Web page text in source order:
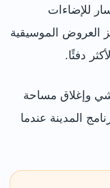
للإضاءات
العروض الموسيقية
دفئًا.
وإغلاق مساحة
المدينة عندما